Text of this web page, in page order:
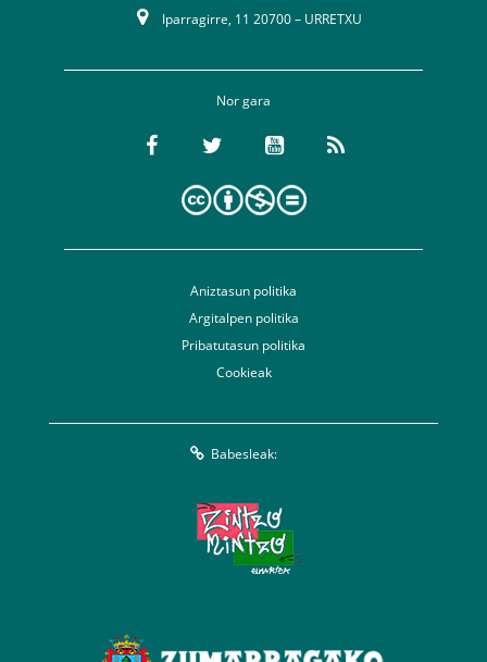
Iparragirre, 11 20700 – URRETXU
Nor gara
Aniztasun politika
Argitalpen politika
Pribatutasun politika
Cookieak
Babesleak: